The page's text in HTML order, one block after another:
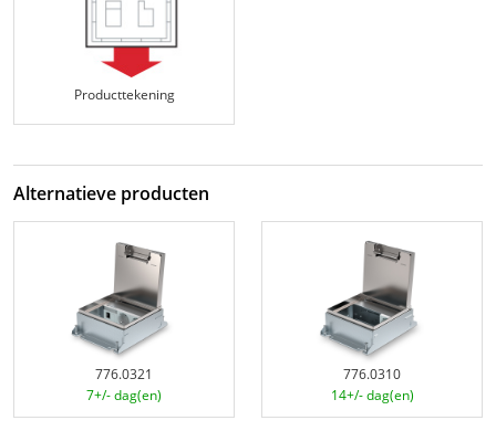
Producttekening
Alternatieve producten
776.0321
7+/- dag(en)
776.0310
14+/- dag(en)